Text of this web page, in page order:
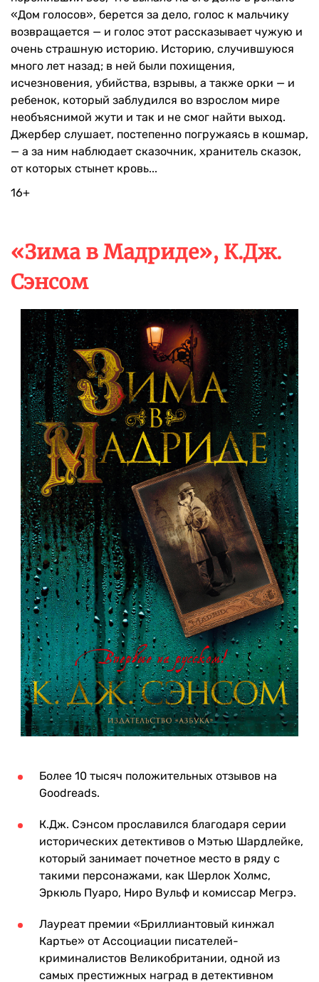
«Дом голосов», берется за дело, голос к мальчику
возвращается — и голос этот рассказывает чужую и
очень страшную историю. Историю, случившуюся
много лет назад; в ней были похищения,
исчезновения, убийства, взрывы, а также орки — и
ребенок, который заблудился во взрослом мире
необъяснимой жути и так и не смог найти выход.
Джербер слушает, постепенно погружаясь в кошмар,
— а за ним наблюдает сказочник, хранитель сказок,
от которых стынет кровь...
16+
«Зима в Мадриде», К.Дж.
Сэнсом
Более 10 тысяч положительных отзывов на
Goodreads.
К.Дж. Сэнсом прославился благодаря серии
исторических детективов о Мэтью Шардлейке,
который занимает почетное место в ряду с
такими персонажами, как Шерлок Холмс,
Эркюль Пуаро, Ниро Вульф и комиссар Мегрэ.
Лауреат премии «Бриллиантовый кинжал
Картье» от Ассоциации писателей-
криминалистов Великобритании, одной из
самых престижных наград в детективном